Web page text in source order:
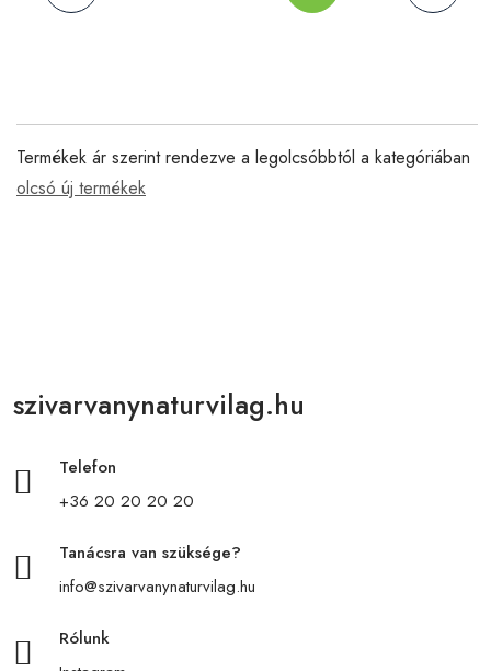
Termékek ár szerint rendezve a legolcsóbbtól a kategóriában
olcsó új termékek
szivarvanynaturvilag.hu
Telefon
+36 20 20 20 20
Tanácsra van szüksége?
info@szivarvanynaturvilag.hu
Rólunk